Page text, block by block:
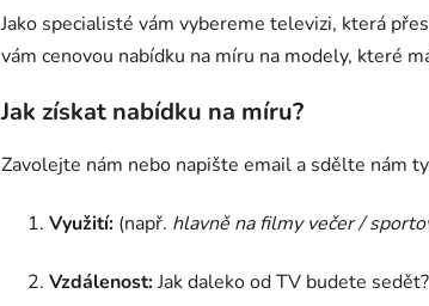
Jako specialisté vám vybereme televizi, která
vám cenovou nabídku na míru na modely, které
Jak získat nabídku na míru?
Zavolejte nám nebo napište email a sdělte nám
Využití: (např. hlavně na filmy večer /
Vzdálenost:Jak daleko od TV budete sedět?